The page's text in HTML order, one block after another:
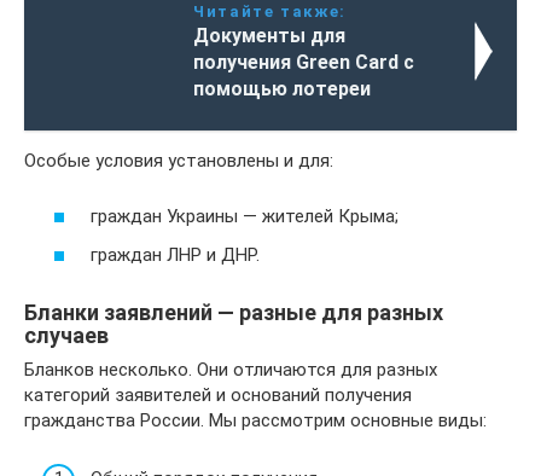
Читайте также:
Документы для
получения Green Card с
помощью лотереи
Особые условия установлены и для:
граждан Украины — жителей Крыма;
граждан ЛНР и ДНР.
Бланки заявлений — разные для разных
случаев
Бланков несколько. Они отличаются для разных
категорий заявителей и оснований получения
гражданства России. Мы рассмотрим основные виды: